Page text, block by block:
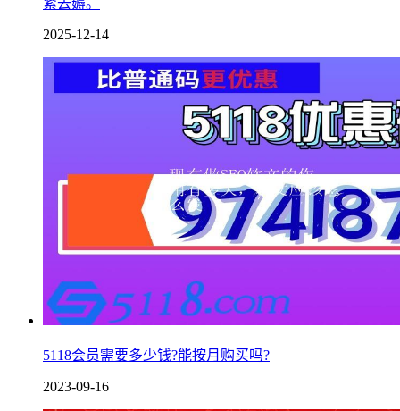
2025-12-14
5118会员需要多少钱?能按月购买吗?
2023-09-16